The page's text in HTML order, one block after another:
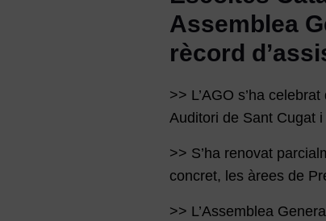
Assemblea
rècord
>> L’AGO s’ha
Auditori de Sant Cugat
>> S’ha renovat
concret, les àrees de
>> L’Assemblea